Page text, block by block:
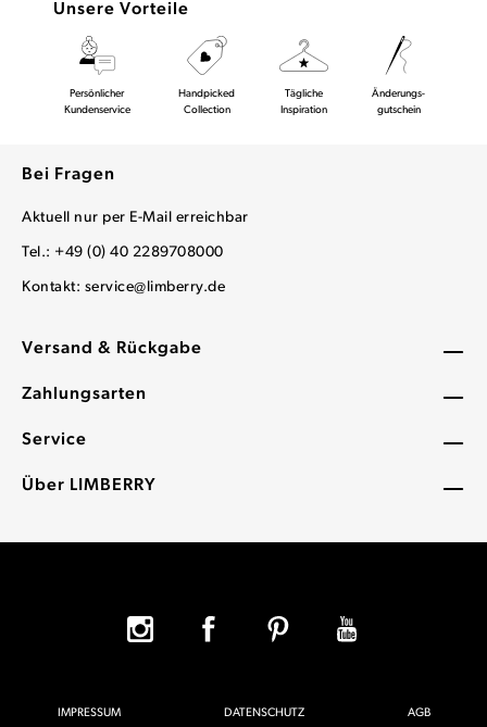
Versand & Rückgabe
Zahlungsarten
Service
Über LIMBERRY
Unsere Vorteile
Persönlicher
Kundenservice
Handpicked
Collection
Tägliche
Inspiration
Änderungs-
gutschein
Bei Fragen
Aktuell nur per E-Mail erreichbar
Tel.: +49 (0) 40 2289708000
Kontakt: service@limberry.de
IMPRESSUM DATENSCHUTZ AGB